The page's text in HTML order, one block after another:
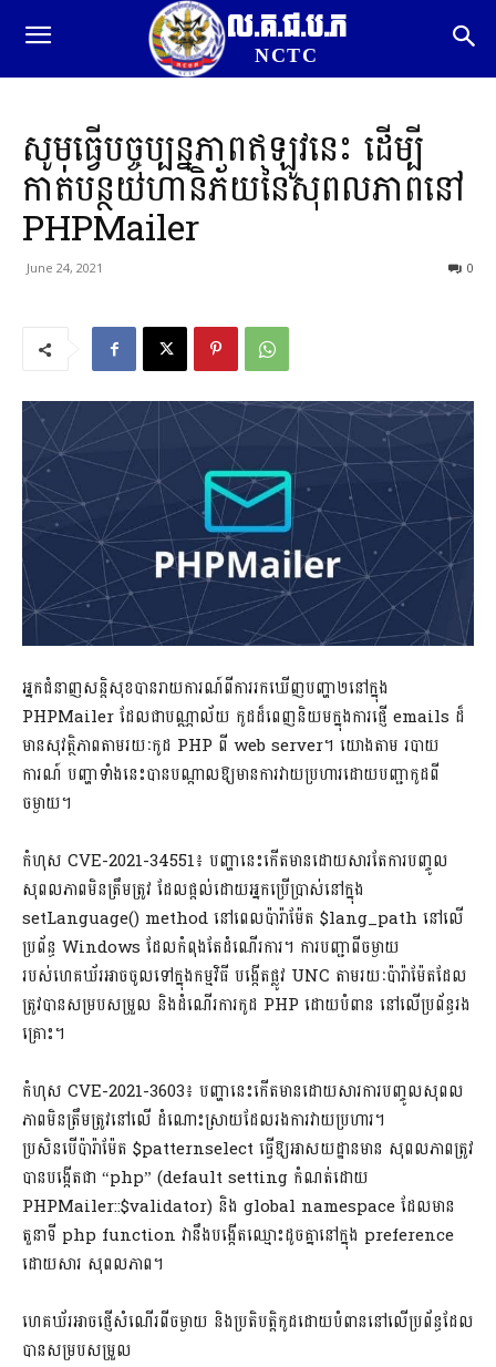
ល.គ.ជ.ប.ភ
NCTC
សូមធ្វើបច្ចុប្បន្នភាពឥឡូវនេះ ដើម្បី
កាត់បន្ថយហានិភ័យនៃសុពលភាពនៅ
PHPMailer
June 24, 2021 0
អ្នកជំនាញសន្តិសុខបានរាយការណ៍ពីការរកឃើញបញ្ហា២នៅក្នុង
PHPMailer ដែលជាបណ្ណាល័យ កូដដ៏ពេញនិយមក្នុងការផ្ញើ emails ដ៏
មានសុវត្ថិភាពតាមរយៈកូដ PHP ពី web server។ យោងតាម របាយ
ការណ៍ បញ្ហាទាំងនេះបានបណ្តាលឱ្យមានការវាយប្រហារដោយបញ្ជាកូដពី
ចម្ងាយ។
កំហុស CVE-2021-34551៖​ បញ្ហានេះកើតមានដោយសារតែការបញ្ចូល
សុពលភាពមិនត្រឹមត្រូវ ដែលផ្តល់ដោយអ្នកប្រើប្រាស់នៅក្នុង
setLanguage() method នៅពេលប៉ារ៉ាម៉ែត $lang_path នៅលើ
ប្រព័ន្ធ Windows ដែលកំពុងតែដំណើរការ។ ការបញ្ជាពីចម្ងាយ
របស់ហេគឃ័រអាចចូលទៅក្នុងកម្មវិធី បង្កើតផ្លូវ UNC តាមរយៈប៉ារ៉ាម៉ែតដែល
ត្រូវបានសម្របសម្រួល និងដំណើរការកូដ PHP ដោយបំពាន នៅលើប្រព័ន្ធរង
គ្រោះ។
កំហុស CVE-2021-3603៖ បញ្ហានេះកើតមានដោយសារការបញ្ចូលសុពល
ភាពមិនត្រឹមត្រូវនៅលើ ដំណោះស្រាយដែលរងការវាយប្រហារ។
ប្រសិនបើប៉ារ៉ាម៉ែត $patternselect ធ្វើឱ្យអាសយដ្ឋានមាន សុពលភាពត្រូវ
បានបង្កើតជា “php” (default setting កំណត់ដោយ
PHPMailer::$validator) និង global namespace ដែលមាន
តួនាទី php function វានឹងបង្កើតឈ្មោះដូចគ្នានៅក្នុង preference
ដោយសារ សុពលភាព។
ហេគឃ័រអាចផ្ញើសំណើរពីចម្ងាយ និងប្រតិបត្តិកូដដោយបំពាននៅលើប្រព័ន្ធដែល
បានសម្របសម្រួល